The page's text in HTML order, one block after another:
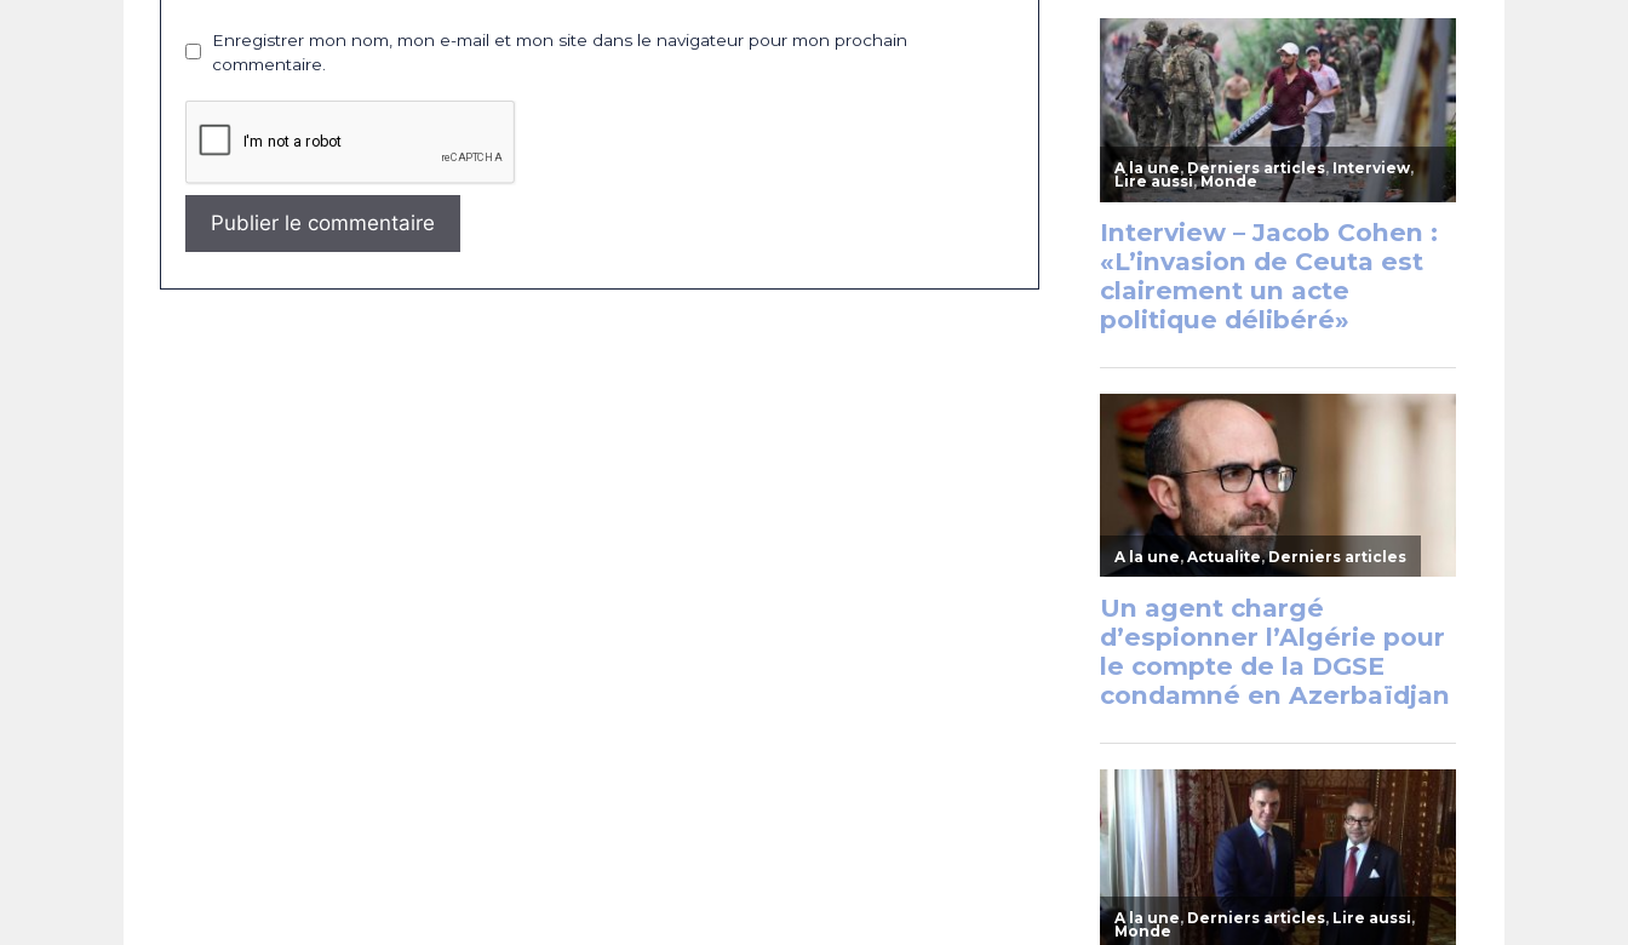
Enregistrer mon nom, mon e-mail et mon site dans le navigateur pour mon prochain
commentaire.